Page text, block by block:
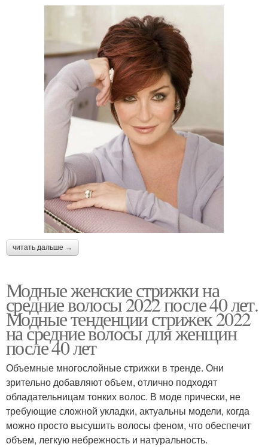
читать дальше →
Модные женские стрижки на
средние волосы 2022 после 40 лет.
Модные тенденции стрижек 2022
на средние волосы для женщин
после 40 лет
Объемные многослойные стрижки в тренде. Они
зрительно добавляют объем, отлично подходят
обладательницам тонких волос. В моде прически, не
требующие сложной укладки, актуальны модели, когда
можно просто высушить волосы феном, что обеспечит
объем, легкую небрежность и натуральность.